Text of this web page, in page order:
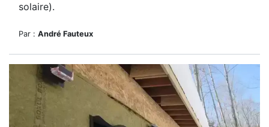
solaire).
Par : André Fauteux